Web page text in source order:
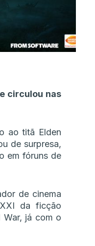
circulou nas
ao titã Elden
de surpresa,
em fóruns de
de cinema
da ficção
War, já com o